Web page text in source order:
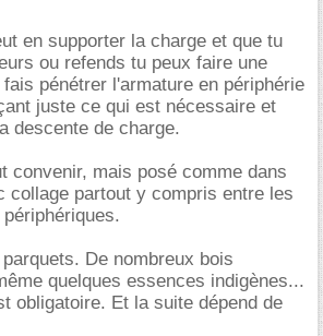
en supporter la charge et que tu
ou refends tu peux faire une
pénétrer l'armature en périphérie
juste ce qui est nécessaire et
descente de charge.
convenir, mais posé comme dans
collage partout y compris entre les
De nombreux bois
quelques essences indigènes...
obligatoire. Et la suite dépend de